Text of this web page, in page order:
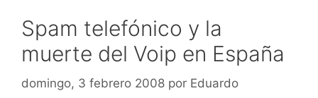
Spam telefónico y la
muerte del Voip en España
domingo, 3 febrero 2008 por Eduardo